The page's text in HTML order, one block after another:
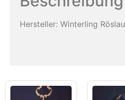
Hersteller: Winterling Röslau